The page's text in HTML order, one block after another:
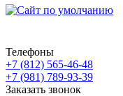
Телефоны
+7 (812) 565-46-48
+7 (981) 789-93-39
Заказать звонок